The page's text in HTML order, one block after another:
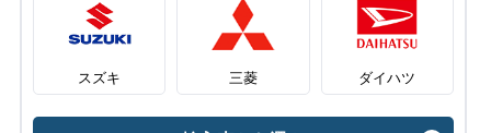
スズキ 三菱 ダイハツ